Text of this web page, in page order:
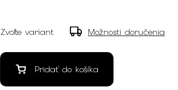
Zvoľte variant Možnosti doručenia
Pridať do košíka